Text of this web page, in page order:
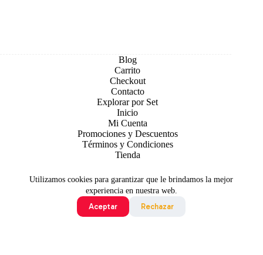
Utilizamos cookies para garantizar que le brindamos la mejor
experiencia en nuestra web.
Aceptar
Rechazar
Blog
Carrito
Checkout
Contacto
Explorar por Set
Inicio
Mi Cuenta
Promociones y Descuentos
Términos y Condiciones
Tienda
Todo contenido original es sujeto de Copyright © 2026 TCG